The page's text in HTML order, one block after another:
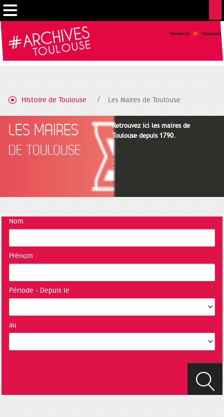
Histoire de Toulouse Les Maires de Toulouse
LES MAIRES
DE TOULOUSE
Retrouvez ici les maires de
Toulouse depuis 1790.
Nom
Prénom
Période - Depuis le
au
Gestion de vos préférences sur les cookies